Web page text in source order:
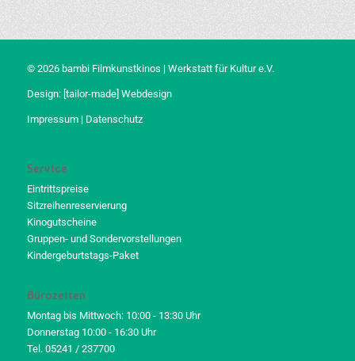
© 2026 bambi Filmkunstkinos | Werkstatt für Kultur e.V.
Design: [tailor-made] Webdesign
Impressum| Datenschutz
Service
Eintrittspreise
Sitzreihenreservierung
Kinogutscheine
Gruppen- und Sondervorstellungen
Kindergeburtstags-Paket
Bürozeiten
Montag bis Mittwoch: 10:00 - 13:30 Uhr
Donnerstag 10:00 - 16:30 Uhr
Tel. 05241 / 237700